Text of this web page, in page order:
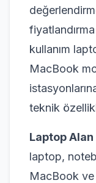
kullanım
MacBook
teknik
Laptop
laptop,
MacBook ve